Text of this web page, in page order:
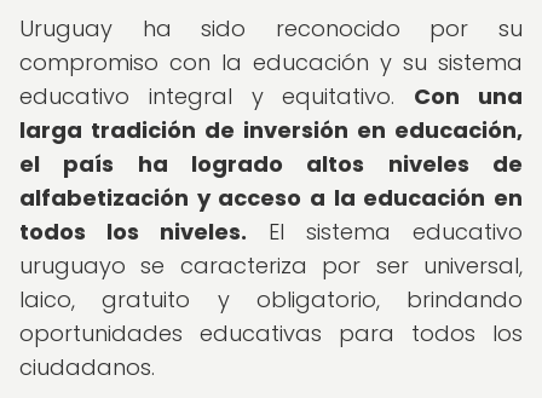
Uruguay ha sido reconocido por su
compromiso con la educación y su sistema
educativo integral y equitativo. Con una
larga tradición de inversión en educación,
el país ha logrado altos niveles de
alfabetización y acceso a la educación en
todos los niveles. El sistema educativo
uruguayo se caracteriza por ser universal,
laico, gratuito y obligatorio, brindando
oportunidades educativas para todos los
ciudadanos.